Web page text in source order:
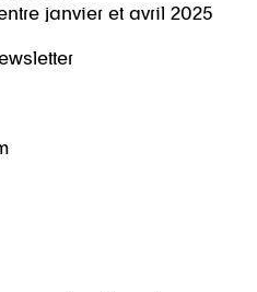
janvier et avril 2025